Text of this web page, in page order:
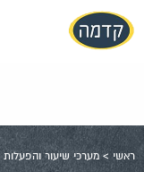
עבור
אל
ראשי >מערכי שיעור והפעלות